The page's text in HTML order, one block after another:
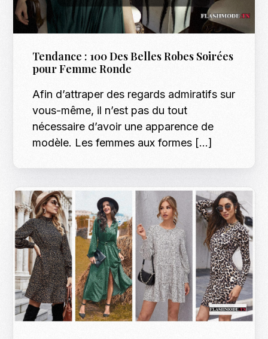
Tendance : 100 Des Belles Robes Soirées
pour Femme Ronde
Afin d’attraper des regards admiratifs sur
vous-même, il n’est pas du tout
nécessaire d’avoir une apparence de
modèle. Les femmes aux formes […]